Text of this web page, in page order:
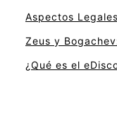
Aspectos
Zeus y
¿Qué es el